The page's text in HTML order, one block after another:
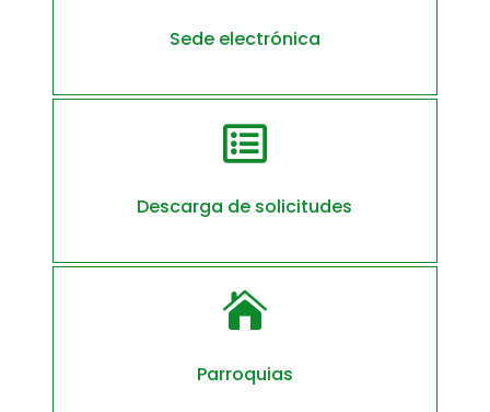
Sede electrónica

Descarga de solicitudes

Parroquias